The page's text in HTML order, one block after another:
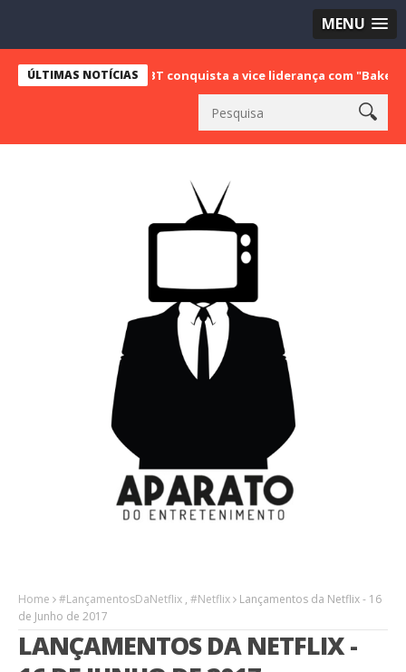
MENU
ÚLTIMAS NOTÍCIAS
SBT conquista a vice liderança com "Bake Off Brasil"
Home #LançamentosDaNetflix , #Netflix
Lançamentos da Netflix - 16
de Junho de 2017
LANÇAMENTOS DA NETFLIX -